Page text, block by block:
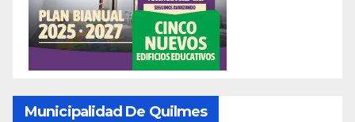
Municipalidad De Quilmes